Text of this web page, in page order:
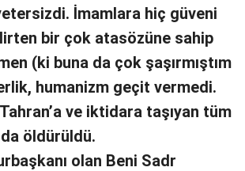
İmamlara hiç güveni
bir çok atasözüne sahip
(ki buna da çok şaşırmıştım
humanizm geçit vermedi.
ve iktidara taşıyan tüm
öldürüldü.
olan Beni Sadr